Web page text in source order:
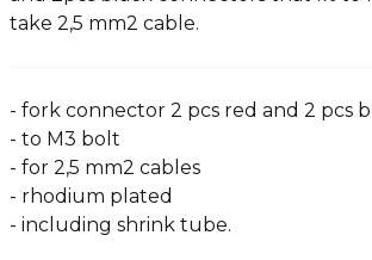
take 2,5 mm2 cable.
- fork connector 2 pcs red and 2 pcs
- to M3 bolt
- for 2,5 mm2 cables
- rhodium plated
- including shrink tube.